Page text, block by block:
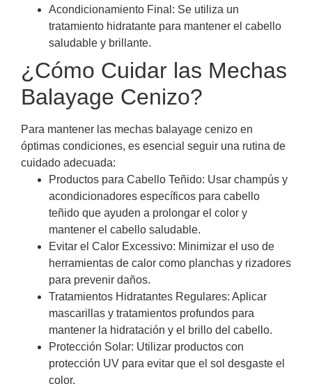
Acondicionamiento Final: Se utiliza un
tratamiento hidratante para mantener el cabello
saludable y brillante.
¿Cómo Cuidar las Mechas
Balayage Cenizo?
Para mantener las mechas balayage cenizo en
óptimas condiciones, es esencial seguir una rutina de
cuidado adecuada:
Productos para Cabello Teñido: Usar champús y
acondicionadores específicos para cabello
teñido que ayuden a prolongar el color y
mantener el cabello saludable.
Evitar el Calor Excessivo: Minimizar el uso de
herramientas de calor como planchas y rizadores
para prevenir daños.
Tratamientos Hidratantes Regulares: Aplicar
mascarillas y tratamientos profundos para
mantener la hidratación y el brillo del cabello.
Protección Solar: Utilizar productos con
protección UV para evitar que el sol desgaste el
color.